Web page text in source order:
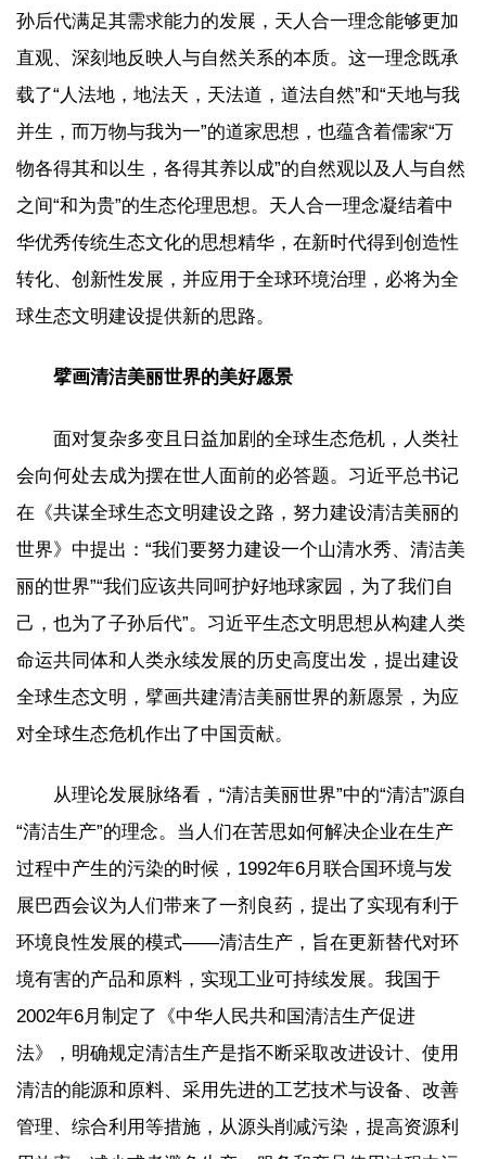
孙后代满足其需求能力的发展，天人合一理念能够更加
直观、深刻地反映人与自然关系的本质。这一理念既承
载了“人法地，地法天，天法道，道法自然”和“天地与我
并生，而万物与我为一”的道家思想，也蕴含着儒家“万
物各得其和以生，各得其养以成”的自然观以及人与自然
之间“和为贵”的生态伦理思想。天人合一理念凝结着中
华优秀传统生态文化的思想精华，在新时代得到创造性
转化、创新性发展，并应用于全球环境治理，必将为全
球生态文明建设提供新的思路。
擘画清洁美丽世界的美好愿景
面对复杂多变且日益加剧的全球生态危机，人类社
会向何处去成为摆在世人面前的必答题。习近平总书记
在《共谋全球生态文明建设之路，努力建设清洁美丽的
世界》中提出：“我们要努力建设一个山清水秀、清洁美
丽的世界”“我们应该共同呵护好地球家园，为了我们自
己，也为了子孙后代”。习近平生态文明思想从构建人类
命运共同体和人类永续发展的历史高度出发，提出建设
全球生态文明，擘画共建清洁美丽世界的新愿景，为应
对全球生态危机作出了中国贡献。
从理论发展脉络看，“清洁美丽世界”中的“清洁”源自
“清洁生产”的理念。当人们在苦思如何解决企业在生产
过程中产生的污染的时候，1992年6月联合国环境与发
展巴西会议为人们带来了一剂良药，提出了实现有利于
环境良性发展的模式——清洁生产，旨在更新替代对环
境有害的产品和原料，实现工业可持续发展。我国于
2002年6月制定了《中华人民共和国清洁生产促进
法》，明确规定清洁生产是指不断采取改进设计、使用
清洁的能源和原料、采用先进的工艺技术与设备、改善
管理、综合利用等措施，从源头削减污染，提高资源利